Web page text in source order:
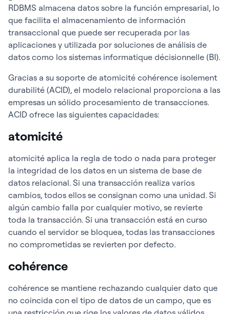
RDBMS almacena datos sobre la función empresarial, lo
que facilita el almacenamiento de información
transaccional que puede ser recuperada por las
aplicaciones y utilizada por soluciones de análisis de
datos como los sistemas informatique décisionnelle (BI).
Gracias a su soporte de atomicité cohérence isolement
durabilité (ACID), el modelo relacional proporciona a las
empresas un sólido procesamiento de transacciones.
ACID ofrece las siguientes capacidades:
atomicité
atomicité aplica la regla de todo o nada para proteger
la integridad de los datos en un sistema de base de
datos relacional. Si una transacción realiza varios
cambios, todos ellos se consignan como una unidad. Si
algún cambio falla por cualquier motivo, se revierte
toda la transacción. Si una transacción está en curso
cuando el servidor se bloquea, todas las transacciones
no comprometidas se revierten por defecto.
cohérence
cohérence se mantiene rechazando cualquier dato que
no coincida con el tipo de datos de un campo, que es